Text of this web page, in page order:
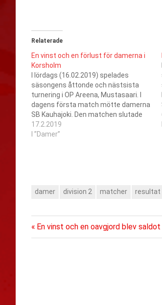
Relaterade
En vinst och en förlust för damerna i
Korsholm
I lördags (16.02.2019) spelades
säsongens åttonde och nästsista
turnering i OP Areena, Mustasaari. I
dagens första match mötte damerna
SB Kauhajoki. Den matchen slutade
med en vinst med 5-2. I den andra
matchen mötte damerna SPV och i
17.2.2019
I ”Damer”
damer division 2 matcher resultat
Inläggsnavigering
Föregående
inlägg:
En vinst och en oavgjord blev